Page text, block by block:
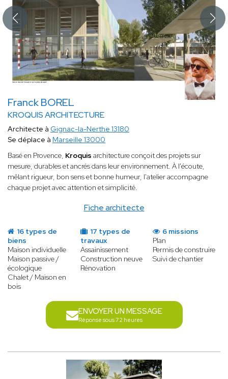
Franck BOREL
KROQUIS ARCHITECTURE
Fiche architecte
Architecte à Gignac-la-Nerthe 13180
Se déplace à Marseille 13000
Basé en Provence, Kroquis architecture conçoit des projets sur
mesure, durables et ancrés dans leur environnement. À l'écoute,
mêlant rigueur, bon sens et bonne humeur, l'atelier accompagne
chaque projet avec attention et simplicité.
16 types de
biens
Maison individuelle
Maison passive /
écologique
Chalet / Maison en
bois
17 types de
travaux
Assainissement
Construction neuve
Rénovation
6 missions
Plan
Permis de construire
Suivi de chantier
ENVOYER UN MESSAGE
Réponse sous 72 heures